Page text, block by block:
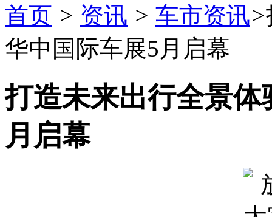
首页 > 资讯 > 车市资讯>
华中国际车展5月启幕
打造未来出行全景体
月启幕